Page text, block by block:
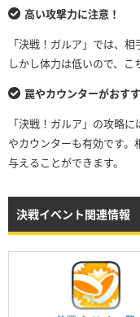
高い攻撃力に注意！
「決戦！ガルア」では、
しかし体力は低いので、こ
罠やカウンターがおす
「決戦！ガルア」の攻略
やカウンターも有効です
与えることができます。
決戦イベント関連情報